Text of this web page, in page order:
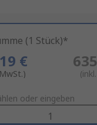
(1 Stück)*
€
oder eingeben